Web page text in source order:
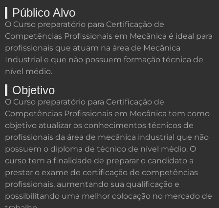
Público Alvo
O Curso preparatório para Certificação de
Competências Profissionais em Mecânica é ideal para
profissionais que atuam na área de Mecânica
Industrial e que não possuem formação técnica de
nível médio.
Objetivo
O Curso preparatório para Certificação de
Competências Profissionais em Mecânica tem como
objetivo atualizar os conhecimentos técnicos de
profissionais da área de mecânica industrial que não
possuem o diploma de técnico de nível médio. O
curso tem a finalidade de preparar o candidato a
prestar o exame de certificação de competências
profissionais, aumentando sua qualificação e
possibilitando uma melhor colocação no mercado de